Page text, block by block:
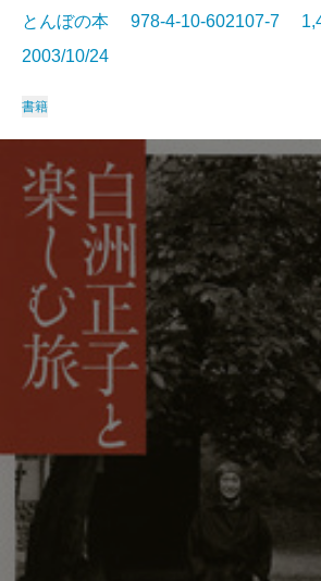
とんぼの本 978-4-10-602107-7
2003/10/24
書籍